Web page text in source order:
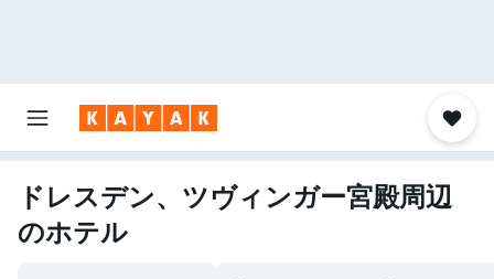
ドレスデン、ツヴィンガー宮殿周辺
のホテル